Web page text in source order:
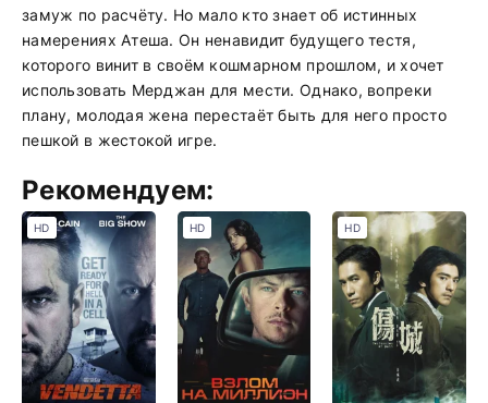
замуж по расчёту. Но мало кто знает об истинных
намерениях Атеша. Он ненавидит будущего тестя,
которого винит в своём кошмарном прошлом, и хочет
использовать Мерджан для мести. Однако, вопреки
плану, молодая жена перестаёт быть для него просто
пешкой в жестокой игре.
Рекомендуем:
HD HD HD